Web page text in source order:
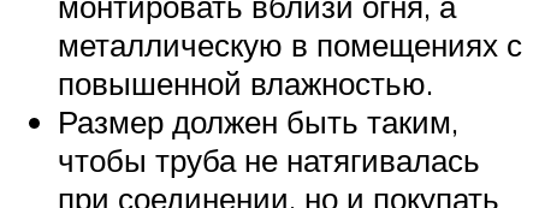
металлическую в помещениях с
повышенной влажностью.
Размер должен быть таким,
чтобы труба не натягивалась
при соединении, но и покупать